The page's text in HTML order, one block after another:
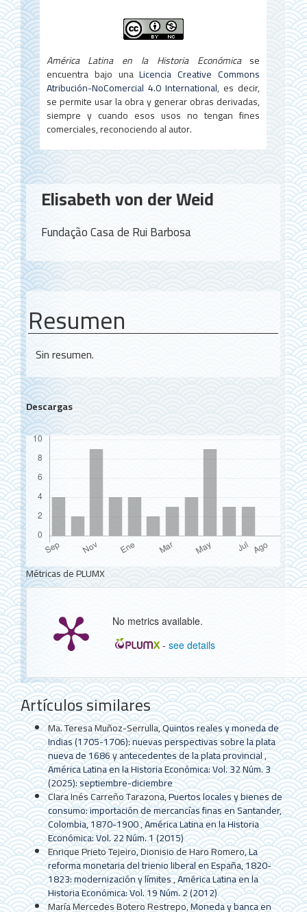
América Latina en la Historia Económicase
encuentra bajo unaLicencia Creative Commons
Atribución-NoComercial 4.0 International, es decir,
se permite usar la obra y generar obras derivadas,
siempre y cuando esos usos no tengan fines
comerciales, reconociendo al autor.
Contenido
principal
del
artículo
Elisabeth von der Weid
Fundação Casa de Rui Barbosa
Resumen
Sin resumen.
Descargas
Métricas de PLUMX
No metrics available.
-see details
Detalles
del
artículo
Artículos similares
Ma. Teresa Muñoz-Serrulla,Quintos reales y moneda de
Indias (1705-1706): nuevas perspectivas sobre la plata
nueva de 1686 y antecedentes de la plata provincial,
América Latina en la Historia Económica: Vol. 32 Núm. 3
(2025): septiembre-diciembre
Clara Inés Carreño Tarazona,Puertos locales y bienes de
consumo: importación de mercancías finas en Santander,
Colombia, 1870-1900,América Latina en la Historia
Económica: Vol. 22 Núm. 1 (2015)
Enrique Prieto Tejeiro, Dionisio de Haro Romero,La
reforma monetaria del trienio liberal en España, 1820-
1823: modernización y límites,América Latina en la
Historia Económica: Vol. 19 Núm. 2 (2012)
María Mercedes Botero Restrepo,Moneda y banca en